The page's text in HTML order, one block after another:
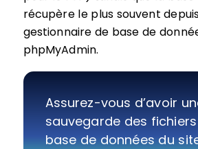
récupère le plus souvent
gestionnaire de base de
phpMyAdmin.
Assurez-vous d’avoir
sauvegarde des
base de données du